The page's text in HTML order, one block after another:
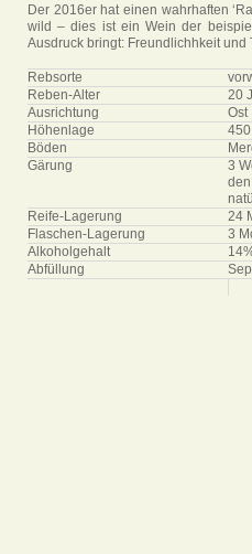
Der 2016er hat einen wahrhaften
wild – dies ist ein Wein der
Ausdruck bringt: Freundlichhkeit und
Rebsorte
Reben-Alter
20
Ausrichtung
Ost
Höhenlage
450
Böden
Gärung
3
Reife-Lagerung
24
Flaschen-Lagerung
3
Alkoholgehalt
Abfüllung